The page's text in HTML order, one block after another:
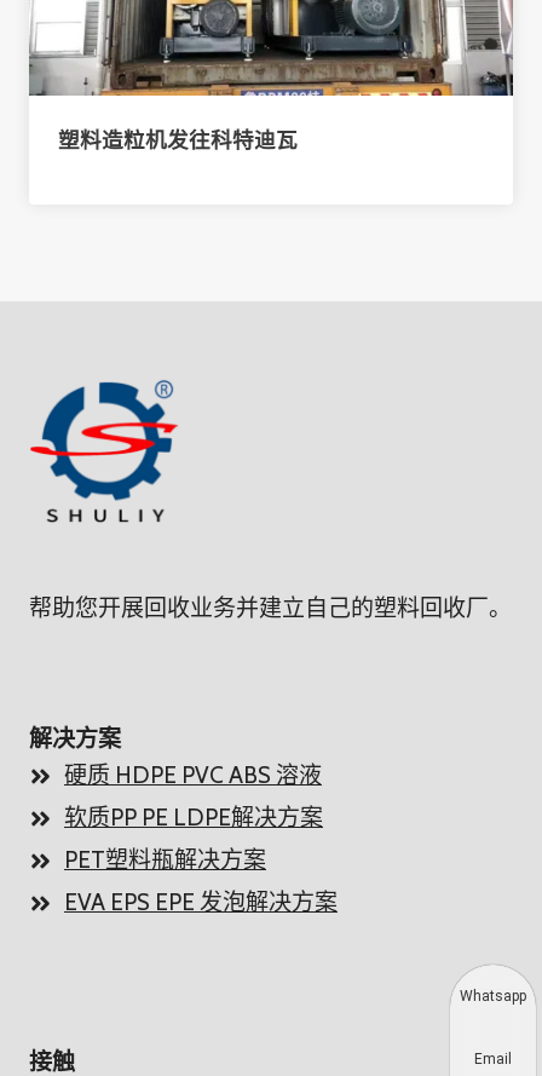
塑料造粒机发往科特迪瓦
帮助您开展回收业务并建立自己的塑料回收厂。
解决方案
硬质 HDPE PVC ABS 溶液
软质PP PE LDPE解决方案
PET塑料瓶解决方案
EVA EPS EPE 发泡解决方案
接触
Whatsapp
Email